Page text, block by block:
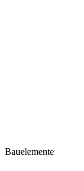
Bauelemente